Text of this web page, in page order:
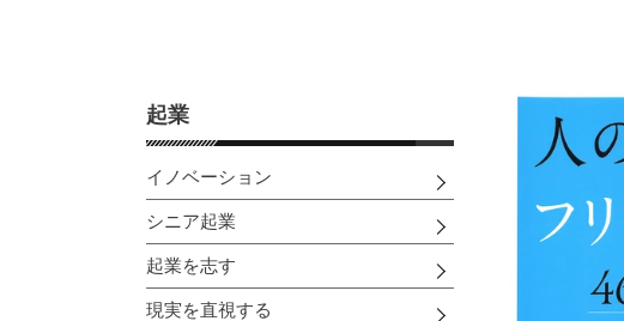
起業
イノベーション
シニア起業
起業を志す
現実を直視する